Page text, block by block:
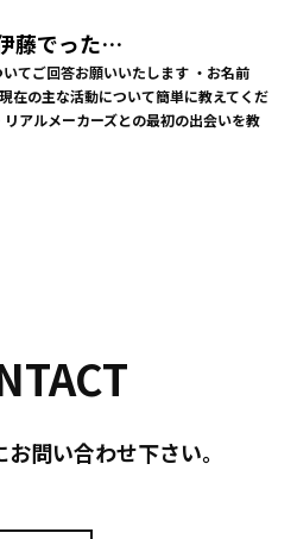
藤でった…
てご回答お願いいたします ・お名前
在の主な活動について簡単に教えてくだ
アルメーカーズとの最初の出会いを教
問い合わせ下さい。